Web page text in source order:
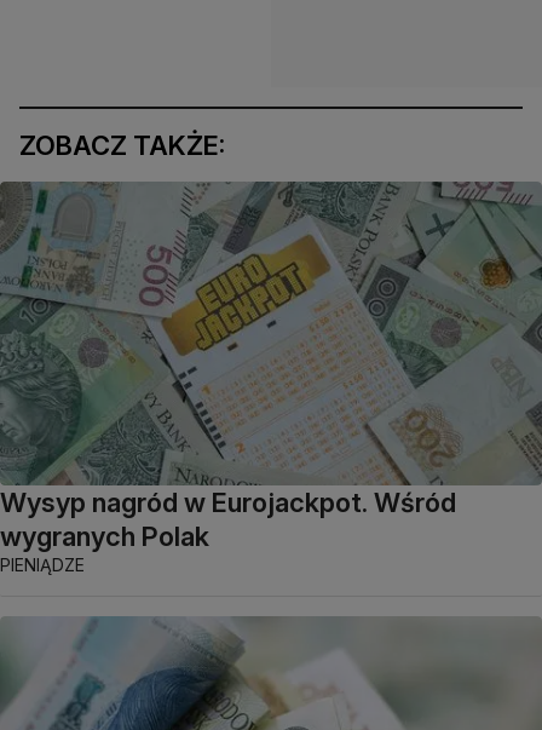
ZOBACZ TAKŻE:
Wysyp nagród w Eurojackpot. Wśród
wygranych Polak
PIENIĄDZE